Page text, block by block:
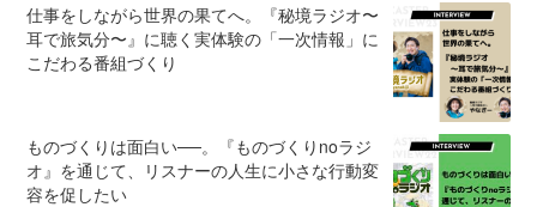
仕事をしながら世界の果てへ。『秘境ラジオ〜
耳で旅気分〜』に聴く実体験の「一次情報」に
こだわる番組づくり
ものづくりは面白い──。『ものづくりnoラジ
オ』を通じて、リスナーの人生に小さな行動変
容を促したい